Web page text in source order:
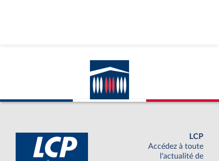
LCP
Accédez à toute
l'actualité de